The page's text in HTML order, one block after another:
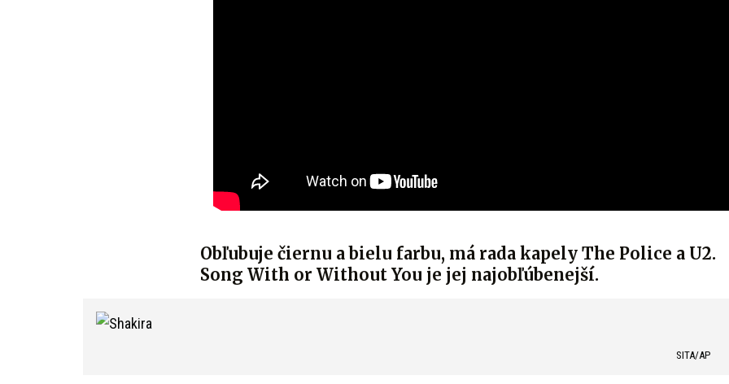
Obľubuje čiernu a bielu farbu, má rada kapely The Police a U2.
Song With or Without You je jej najobľúbenejší.
SITA/AP